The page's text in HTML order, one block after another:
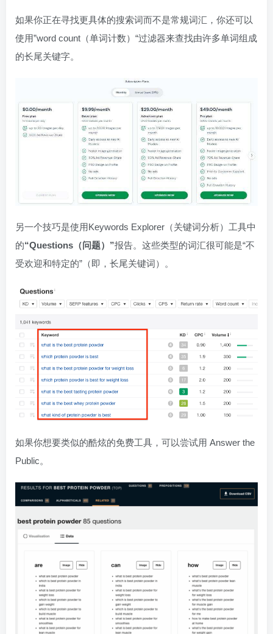
如果你正在寻找更具体的搜索词而不是常规词汇，你还可以
使用”word count（单词计数）“过滤器来查找由许多单词组成
的长尾关键字。
另一个技巧是使用Keywords Explorer（关键词分析）工具中
的“Questions（问题）”报告。这些类型的词汇很可能是“不
受欢迎和特定的”（即，长尾关键词）。
如果你想要类似的酷炫的免费工具，可以尝试用 Answer the
Public。